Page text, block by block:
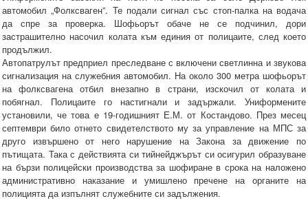
автомобил „Фолксваген”. Те подали сигнал със стоп-палка на водача
да спре за проверка. Шофьорът обаче не се подчинил, дори
застрашително насочил колата към единия от полицаите, след което
продължил.
Автопатрулът предприел преследване с включени светлинна и звукова
сигнализация на служебния автомобил. На около 300 метра шофьорът
на фолксвагена отбил внезапно в страни, изскочил от колата и
побягнал. Полицаите го настигнали и задържали. Униформените
установили, че това е 19-годишният Е.М. от Костандово. През месец
септември било отнето свидетелството му за управление на МПС за
друго извършено от него нарушение на Закона за движение по
пътищата. Така с действията си тийнейджърът си осигурил образуване
на бързи полицейски производства за шофиране в срока на наложено
административно наказание и умишлено пречене на органите на
полицията да изпълнят служебните си задължения.